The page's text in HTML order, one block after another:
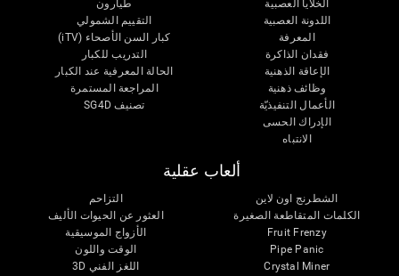
الخلايا العصبية
اللدونة العصبية
المعرفة
فقدان الذاكرة
الإعاقة الذهنية
وظائف ذهنية
الأعمال التنفيذيّة
الإدراك الحسى
الانتباه
طيارون
التقييم الشمولي
كبار السن الأصحاء (iTV)
التدريب للكبار
الحالة المعرفية عند الكبار
المراجعة المستمرة
تصنيف SG4D
ألعاب عقلية
الشطرنج اون لاين
الكلمات المتقاطعة الصغيرة
Fruit Frenzy
Pipe Panic
Crystal Miner
التزاحم
العثور عن الحيوات الأليف
الأزواج الموسيقية
الوقت واللون
اللغز الفني 3D